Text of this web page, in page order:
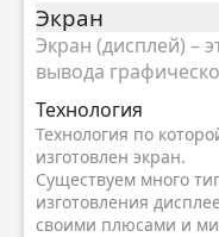
Экран
Экран (дисплей) –
вывода
Технология
Технология по
изготовлен экран.
Существуем много
изготовления
своими плюсами и